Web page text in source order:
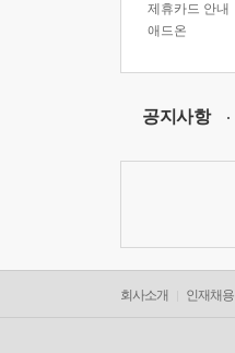
제휴카드 안내
애드온
공지사항
회사소개 인재채용